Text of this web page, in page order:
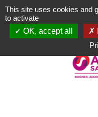
Aller
au
contenu
This site uses cookies and
to activate
OK, accept all